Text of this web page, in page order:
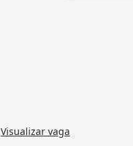
Visualizar vaga